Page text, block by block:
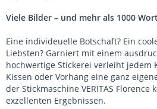
Viele Bilder – und mehr als 1000
Eine individeuelle Botschaft? Ein
Liebsten? Garniert mit einem
hochwertige Stickerei verleiht jedem
Kissen oder Vorhang eine ganz
der Stickmaschine VERITAS
exzellenten Ergebnissen.